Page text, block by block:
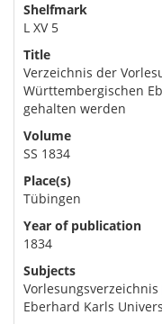
Shelfmark
L XV 5
Title
Verzeichnis der
Württembergischen
gehalten werden
Volume
SS 1834
Place(s)
Tübingen
Year of publication
1834
Subjects
Vorlesungsverzeichnis
Eberhard Karls